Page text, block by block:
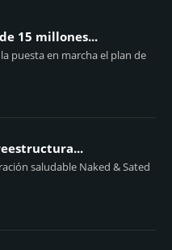
15 millones...
puesta en marcha el plan de
saludable Naked & Sated